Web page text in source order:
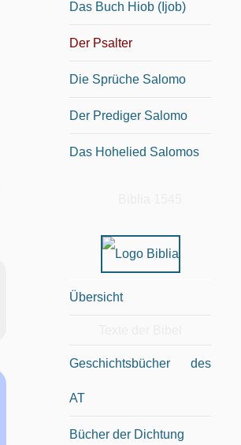
Das Buch Hiob (Ijob)
Der Psalter
Die Sprüche Salomo
Der Prediger Salomo
Das Hohelied Salomos
Übersicht
Geschichtsbücher des
AT
Bücher der Dichtung